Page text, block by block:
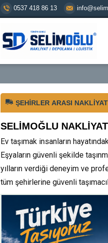
0537 418 86 13
ŞEHIRLER ARASI NAKLIYAT
SELİMOĞLU
Ev taşımak insanların
Eşyaların güvenli şekilde
yılların verdiği deneyim ve
tüm şehirlerine güvenli